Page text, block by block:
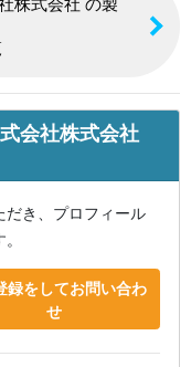
会社株式会社
だき、プロフィール
録をしてお問い合わ
せ